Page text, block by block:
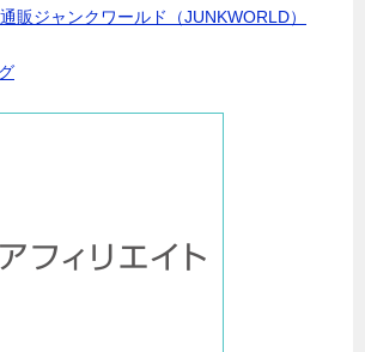
販ジャンクワールド（JUNKWORLD）